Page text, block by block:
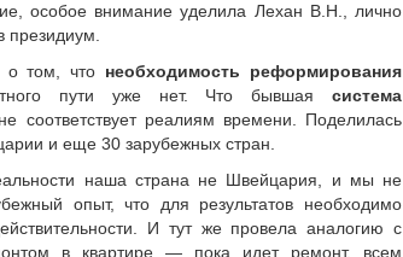
особое внимание уделила Лехан В.Н., лично
президиум.
о том, что необходимость реформирования
пути уже нет. Что бывшая система
соответствует реалиям времени. Поделилась
и еще 30 зарубежных стран.
наша страна не Швейцария, и мы не
опыт, что для результатов необходимо
И тут же провела аналогию с
в квартире — пока идет ремонт, всем